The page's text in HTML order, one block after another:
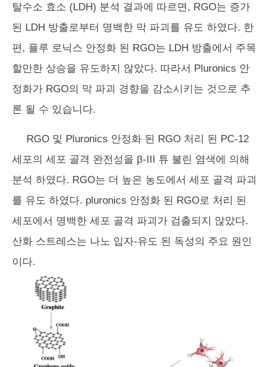
탈수소 효소 (LDH) 분석 결과에 따르면, RGO는 증가
된 LDH 방출로부터 명백한 막 파괴를 유도 하였다. 한
편, 플루 로닉스 안정화 된 RGO는 LDH 방출에서 주목
할만한 상승을 유도하지 않았다. 따라서 Pluronics 안
정화가 RGO의 막 파괴 경향을 감소시키는 것으로 추
론 될 수 있습니다.
RGO 및 Pluronics 안정화 된 RGO 처리 된 PC-12
세포의 세포 골격 완전성을 β-III 튜 불린 염색에 의해
분석 하였다. RGO는 더 높은 농도에서 세포 골격 파괴
를 유도 하였다. pluronics 안정화 된 RGO로 처리 된
세포에서 명백한 세포 골격 파괴가 검출되지 않았다.
산화 스트레스는 나노 입자-유도 된 독성의 주요 원인
이다.